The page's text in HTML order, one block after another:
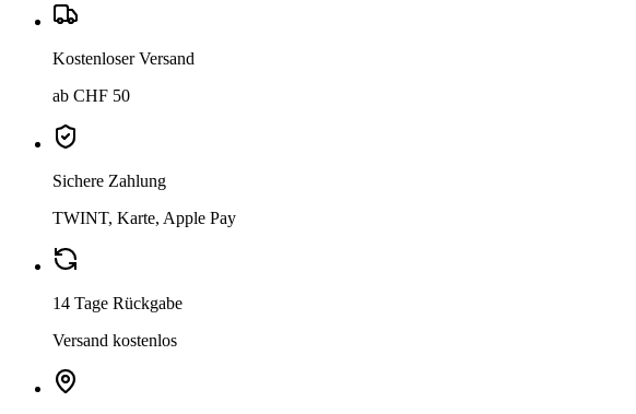
Kostenloser Versand
ab CHF 50
Sichere Zahlung
TWINT, Karte, Apple Pay
14 Tage Rückgabe
Versand kostenlos